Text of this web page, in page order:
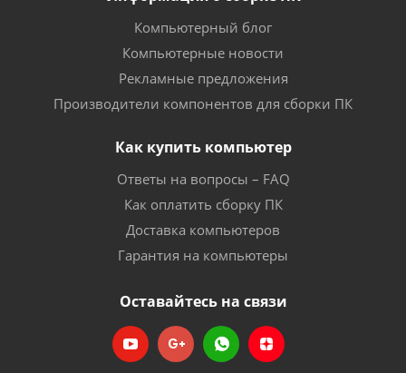
Компьютерный блог
Компьютерные новости
Рекламные предложения
Производители компонентов для сборки ПК
Как купить компьютер
Ответы на вопросы – FAQ
Как оплатить сборку ПК
Доставка компьютеров
Гарантия на компьютеры
Оставайтесь на связи